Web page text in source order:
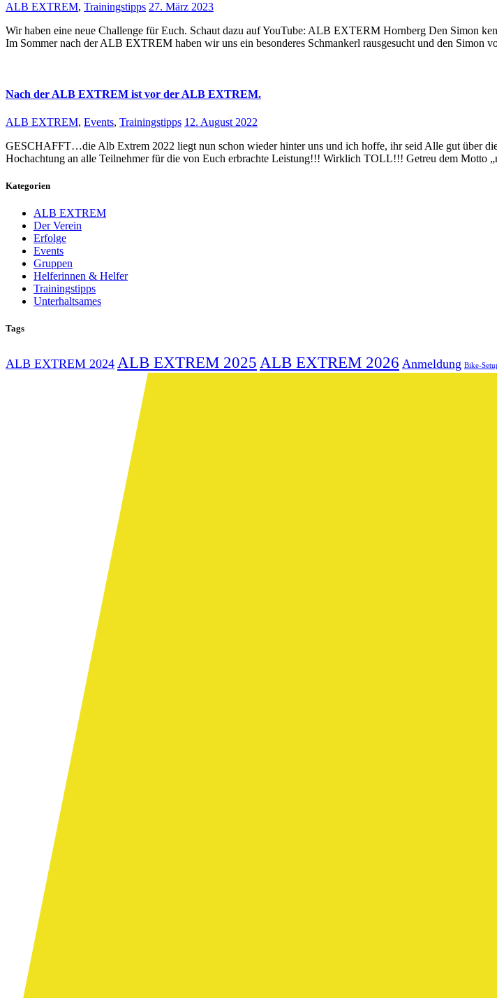
ALB EXTREM, Trainingstipps 27. März 2023
Wir haben eine neue Challenge für Euch. Schaut dazu auf YouTube: ALB EXTERM Hornberg Den Simon
Im Sommer nach der ALB EXTREM haben wir uns ein besonderes Schmankerl rausgesucht und den Simon
Nach der ALB EXTREM ist vor der ALB EXTREM.
ALB EXTREM, Events, Trainingstipps 12. August 2022
GESCHAFFT…die Alb Extrem 2022 liegt nun schon wieder hinter uns und ich hoffe, ihr seid Alle gut über
Hochachtung an alle Teilnehmer für die von Euch erbrachte Leistung!!! Wirklich TOLL!!! Getreu dem
Kategorien
ALB EXTREM
Der Verein
Erfolge
Events
Gruppen
Helferinnen & Helfer
Trainingstipps
Unterhaltsames
Tags
ALB EXTREM 2024 ALB EXTREM 2025ALB EXTREM 2026 Anmeldung Bike-